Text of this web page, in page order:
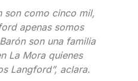
son como cinco mil,
apenas somos
son una familia
La Mora quienes
Langford”, aclara.